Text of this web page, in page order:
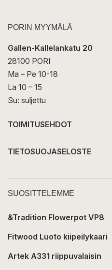
PORIN MYYMÄLÄ
Gallen-Kallelankatu 20
28100 PORI
Ma – Pe 10-18
La 10 – 15
Su: suljettu
TOIMITUSEHDOT
TIETOSUOJASELOSTE
SUOSITTELEMME
&Tradition Flowerpot VP8
Fitwood Luoto kiipeilykaari
Artek A331 riippuvalaisin